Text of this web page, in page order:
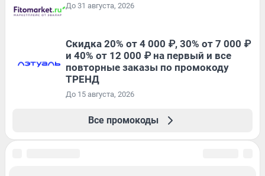
До 31 августа, 2026
Скидка 20% от 4 000 ₽, 30% от 7 000 ₽
и 40% от 12 000 ₽ на первый и все
повторные заказы по промокоду
ТРЕНД
До 15 августа, 2026
Все промокоды